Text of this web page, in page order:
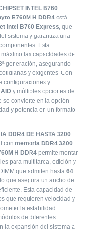
INTEL B760
B760M H DDR4 está
Intel B760 Express , que
sistema y garantiza una
Esta
las capacidades de
generación, asegurando
y exigentes. Con
configuraciones y
y múltiples opciones de
se convierte en la opción
y potencia en un formato
DDR4 DE HASTA 3200
con memoria DDR4 3200
H DDR4 permite montar
para multitarea, edición y
que admiten hasta 64
que asegura un ancho de
Esta capacidad de
que requieren velocidad y
la estabilidad.
de diferentes
la expansión del sistema a
INTEL B760
B760M H DDR4está
Intel B760 Express , que
sistema y garantiza una
Esta
las capacidades de
generación, asegurando
y exigentes. Con
configuraciones y
y múltiples opciones de
se convierte en la opción
y potencia en un formato
DDR4 DE HASTA 3200
con memoria DDR4 3200
H DDR4permite montar
para multitarea, edición y
que admiten hasta 64
que asegura un ancho de
Esta capacidad de
que requieren velocidad y
la estabilidad.
de diferentes
la expansión del sistema a